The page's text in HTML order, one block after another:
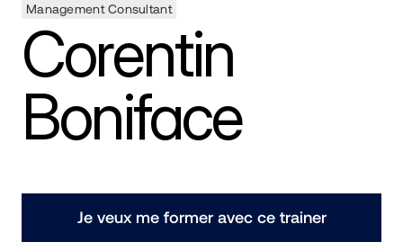
Management Consultant
Corentin
Boniface
Je veux me former avec ce trainer